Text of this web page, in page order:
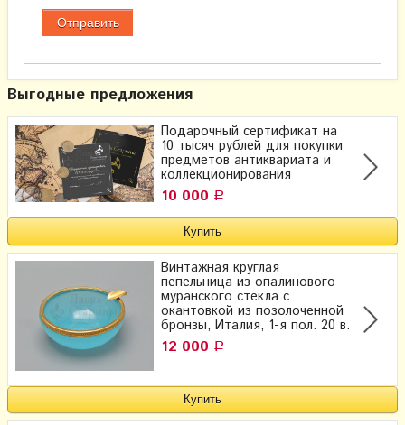
Выгодные предложения
Подарочный сертификат на
10 тысяч рублей для покупки
предметов антиквариата и
коллекционирования
10 000 Р
Винтажная круглая
пепельница из опалинового
муранского стекла с
окантовкой из позолоченной
бронзы, Италия, 1-я пол. 20 в.
12 000 Р